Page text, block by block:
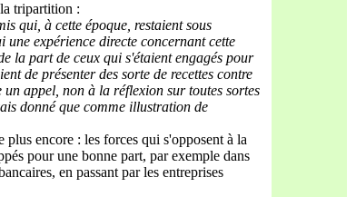
tripartition :
qui, à cette époque, restaient sous
expérience directe concernant cette
la part de ceux qui s'étaient engagés pour
de présenter des sorte de recettes contre
appel, non à la réflexion sur toutes sortes
donné que comme illustration de
plus encore : les forces qui s'opposent à la
pour une bonne part, par exemple dans
en passant par les entreprises